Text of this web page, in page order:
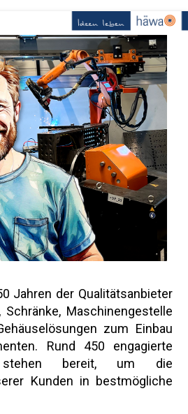
Jahren der Qualitätsanbieter
Maschinengestelle
zum Einbau
Rund 450 engagierte
stehen bereit, um die
Kunden in bestmögliche